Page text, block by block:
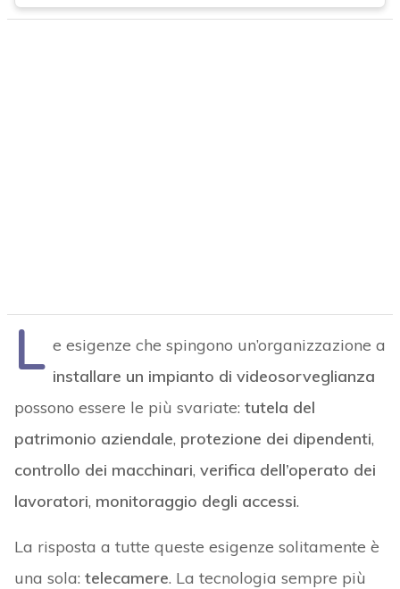
L e esigenze che spingono un’organizzazione a
installare un impianto di videosorveglianza
possono essere le più svariate: tutela del
patrimonio aziendale, protezione dei dipendenti,
controllo dei macchinari, verifica dell’operato dei
lavoratori, monitoraggio degli accessi.
La risposta a tutte queste esigenze solitamente è
una sola: telecamere. La tecnologia sempre più